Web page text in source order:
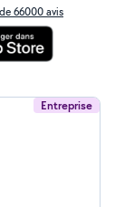
66000 avis
Entreprise